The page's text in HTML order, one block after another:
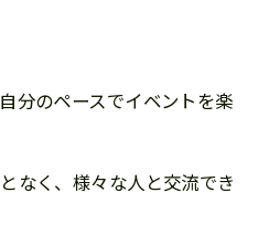
分のペースでイベントを楽
なく、様々な人と交流でき